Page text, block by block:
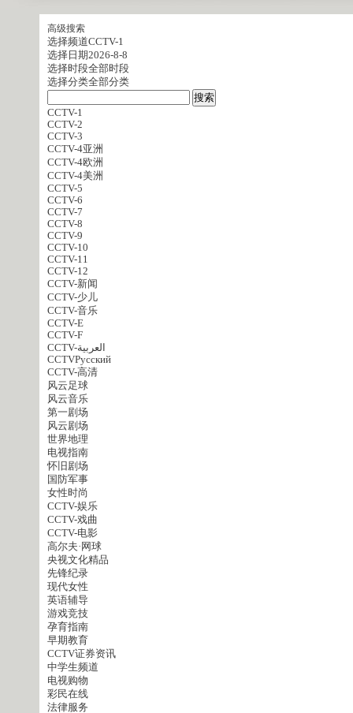
高级搜索
选择频道CCTV-1
选择日期2026-8-8
选择时段全部时段
选择分类全部分类
CCTV-1
CCTV-2
CCTV-3
CCTV-4亚洲
CCTV-4欧洲
CCTV-4美洲
CCTV-5
CCTV-6
CCTV-7
CCTV-8
CCTV-9
CCTV-10
CCTV-11
CCTV-12
CCTV-新闻
CCTV-少儿
CCTV-音乐
CCTV-E
CCTV-F
CCTV-العربية
CCTVPусский
CCTV-高清
风云足球
风云音乐
第一剧场
风云剧场
世界地理
电视指南
怀旧剧场
国防军事
女性时尚
CCTV-娱乐
CCTV-戏曲
CCTV-电影
高尔夫·网球
央视文化精品
先锋纪录
现代女性
英语辅导
游戏竞技
孕育指南
早期教育
CCTV证券资讯
中学生频道
电视购物
彩民在线
法律服务